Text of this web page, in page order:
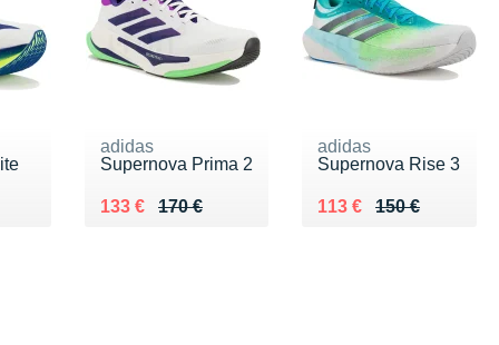
adidas
Supernova Prima 2
170 €
Au lieu de 170 €
133 €
Vendu 133 €
adidas
Supernova Rise 3
150 €
Au lieu de 150 €
113 €
Vendu 113 €